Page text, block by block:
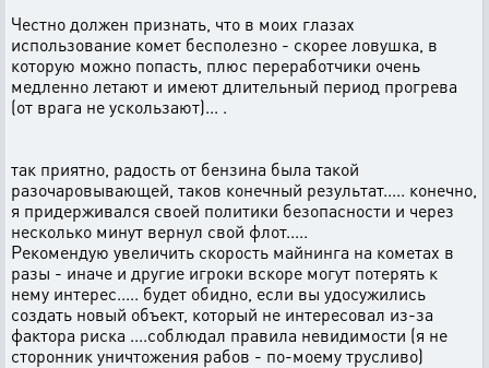
Честно должен признать, что в моих глазах
использование комет бесполезно - скорее ловушка, в
которую можно попасть, плюс переработчики очень
медленно летают и имеют длительный период прогрева
(от врага не ускользают)... .
так приятно, радость от бензина была такой
разочаровывающей, таков конечный результат..... конечно,
я придерживался своей политики безопасности и через
несколько минут вернул свой флот.....
Рекомендую увеличить скорость майнинга на кометах в
разы - иначе и другие игроки вскоре могут потерять к
нему интерес..... будет обидно, если вы удосужились
создать новый объект, который не интересовал из-за
фактора риска ....соблюдал правила невидимости (я не
сторонник уничтожения рабов - по-моему трусливо)